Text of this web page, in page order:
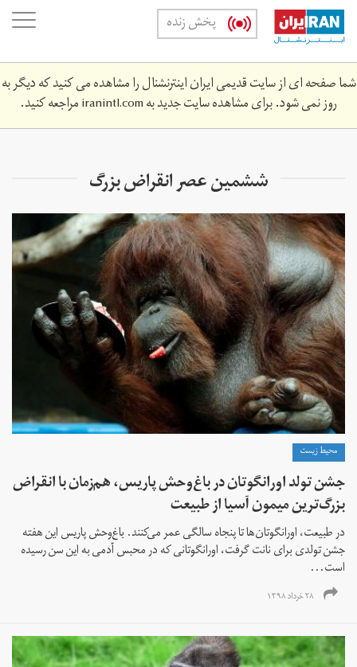
Skip
main
content
پخش زنده
شما صفحه ای از سایت قدیمی ایران اینترنشنال را مشاهده می کنید که دیگر به
روز نمی شود. برای مشاهده سایت جدید بهiranintl.comمراجعه کنید.
ششمین عصر انقراض بزرگ
محیط زیست
جشن تولد اورانگوتان در باغ‌وحش پاریس، هم‌زمان با انقراض
بزرگ‌ترین میمون آسیا از طبیعت
در طبیعت، اورانگوتان‌ها تا پنجاه سالگی عمر می‌کنند. باغ‌وحش پاریس این هفته
جشن‌ تولدی برای نانت گرفت، اورانگوتانی که در محبس آدمی به این سن رسیده
است...
۲۸ خرداد ۱۳۹۸